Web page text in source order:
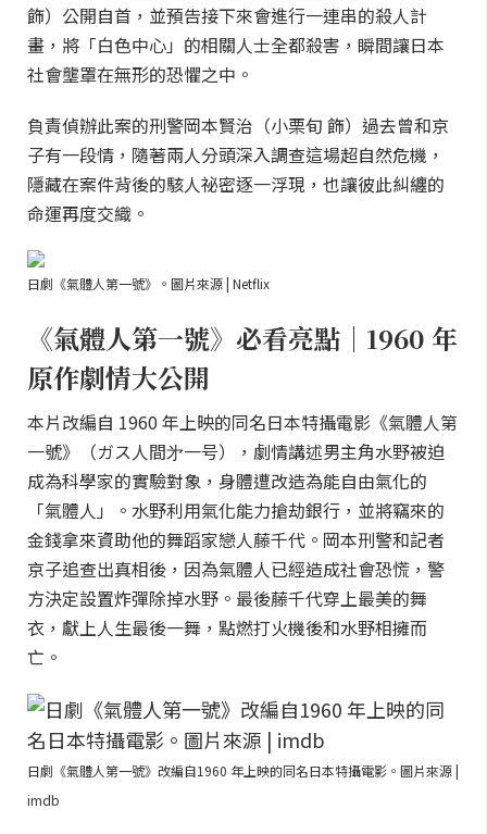
飾）公開自首，並預告接下來會進行一連串的殺人計
畫，將「白色中心」的相關人士全都殺害，瞬間讓日本
社會壟罩在無形的恐懼之中。
負責偵辦此案的刑警岡本賢治（小栗旬 飾）過去曾和京
子有一段情，隨著兩人分頭深入調查這場超自然危機，
隱藏在案件背後的駭人祕密逐一浮現，也讓彼此糾纏的
命運再度交織。
日劇《氣體人第一號》。圖片來源 | Netflix
《氣體人第一號》必看亮點｜1960 年
原作劇情大公開
本片改編自 1960 年上映的同名日本特攝電影《氣體人第
一號》（ガス人間㐧一号），劇情講述男主角水野被迫
成為科學家的實驗對象，身體遭改造為能自由氣化的
「氣體人」。水野利用氣化能力搶劫銀行，並將竊來的
金錢拿來資助他的舞蹈家戀人藤千代。岡本刑警和記者
京子追查出真相後，因為氣體人已經造成社會恐慌，警
方決定設置炸彈除掉水野。最後藤千代穿上最美的舞
衣，獻上人生最後一舞，點燃打火機後和水野相擁而
亡。
日劇《氣體人第一號》改編自1960 年上映的同名日本特攝電影。圖片來源 |
imdb